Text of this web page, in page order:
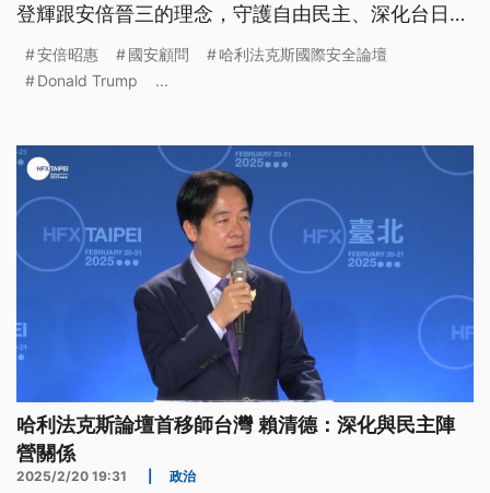
登輝跟安倍晉三的理念，守護自由民主、深化台日關
際安全論壇，強調台灣的和平對這個區域非常重要。
安倍昭惠 國安顧問
哈利法克斯國際安全論壇
Donald Trump
...
哈利法克斯論壇首移師台灣 賴清德：深化與民主陣
營關係
2025/2/20 19:31 政治